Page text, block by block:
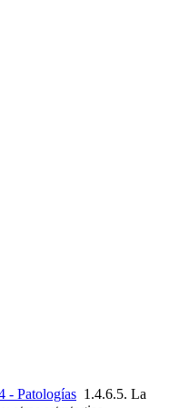
- Patologías 1.4.6.5. La